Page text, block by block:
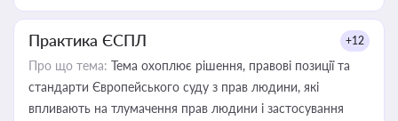
Практика ЄСПЛ +12
Про що тема: Тема охоплює рішення, правові позиції та
стандарти Європейського суду з прав людини, які
впливають на тлумачення прав людини і застосування